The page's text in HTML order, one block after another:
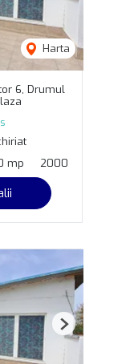
Harta
6, Drumul
mp 2000
Next